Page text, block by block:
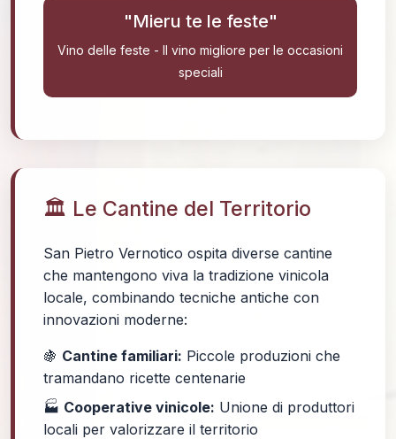
"Mieru te le feste"
Vino delle feste - Il vino migliore per le occasioni
speciali
🏛️ Le Cantine del Territorio
San Pietro Vernotico ospita diverse cantine
che mantengono viva la tradizione vinicola
locale, combinando tecniche antiche con
innovazioni moderne:
🍇 Cantine familiari: Piccole produzioni che
tramandano ricette centenarie
🏭 Cooperative vinicole: Unione di produttori
locali per valorizzare il territorio